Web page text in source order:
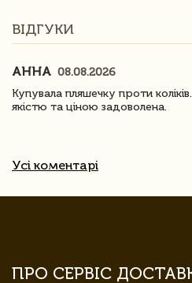
ВІДГУКИ
АННА 08.08.2026
Купувала пляшечку проти
якістю та ціною задоволена.
Усі коментарі
ПРО СЕРВІС